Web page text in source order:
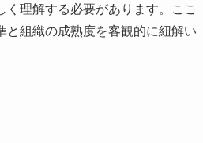
理解する必要があります。ここ
と組織の成熟度を客観的に紐解い